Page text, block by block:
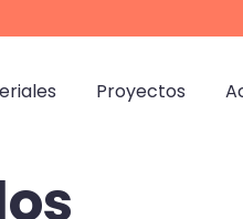
Proyectos